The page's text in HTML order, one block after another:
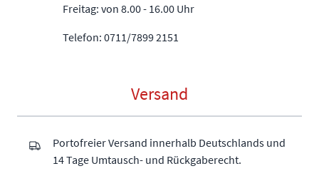
Freitag: von 8.00 - 16.00 Uhr
Telefon: 0711/7899 2151
Versand
Portofreier Versand innerhalb Deutschlands und
14 Tage Umtausch- und Rückgaberecht.